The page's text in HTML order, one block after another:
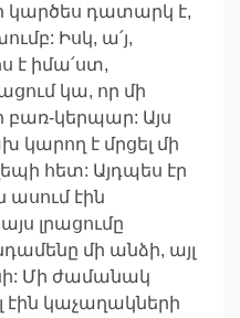
կարծես դատարկ է,
Իսկ, ա՛յ,
է իմա՛ստ,
կա, որ մի
բառ-կերպար: Այս
կարող է մրցել մի
հետ: Այդպես էր
էին
լրացումը
մի անձի, այլ
Մի ժամանակ
էին կաչաղակների